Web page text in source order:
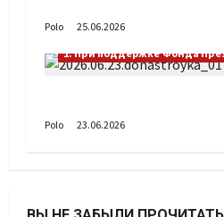
Polo
25.06.2026
1. При поддержке Фонда
Polo 23.06.2026